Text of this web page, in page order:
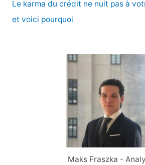
Le karma du crédit ne nuit pas à
et voici pourquoi
Maks Fraszka -